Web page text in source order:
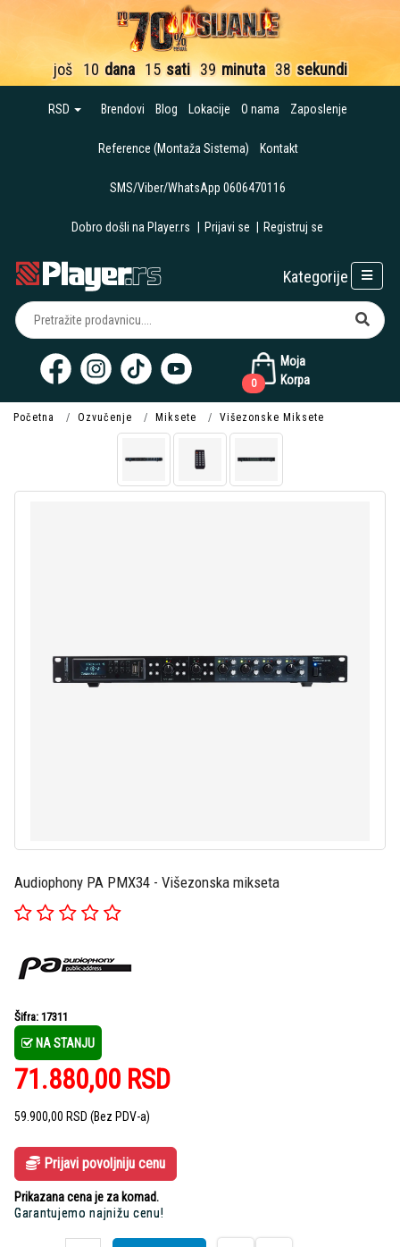
još 10 dana 15 sati 39 minuta 38 sekundi
RSD Brendovi Blog Lokacije O nama Zaposlenje
Reference (Montaža Sistema) Kontakt
SMS/Viber/WhatsApp 0606470116
Dobro došli na Player.rs Prijavi se Registruj se
Moja
Korpa
0
Kategorije
Početna Ozvučenje Miksete Višezonske Miksete
Audiophony PA PMX34 - Višezonska mikseta
Šifra: 17311
NA STANJU
71.880,00 RSD
59.900,00 RSD (Bez PDV-a)
Prijavi povoljniju cenu
Prikazana cena je za komad.
Garantujemo najnižu cenu!
Količina